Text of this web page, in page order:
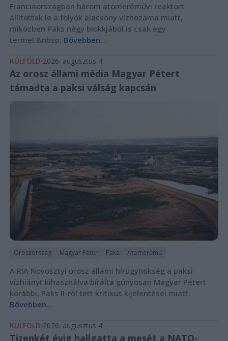
Franciaországban három atomerőművi reaktort
állítottak le a folyók alacsony vízhozama miatt,
miközben Paks négy blokkjából is csak egy
termel.&nbsp; Bővebben...
KÜLFÖLD 2026. augusztus 4.
Az orosz állami média Magyar Pétert
támadta a paksi válság kapcsán
Oroszország Magyar Péter Paks Atomerőmű
A RIA Novosztyi orosz állami hírügynökség a paksi
vízhiányt kihasználva bírálta gúnyosan Magyar Pétert
korábbi, Paks II-ről tett kritikus kijelentései miatt.
Bővebben...
KÜLFÖLD 2026. augusztus 4.
Tizenkét évig hallgatta a mesét a NATO-